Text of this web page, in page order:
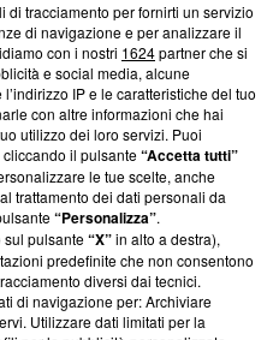
trasparenti su Blasting
e su come ci impegniamo a
la nostra aderenza a
Blasting News non è
ma ha richiesto di farne
effettuato una verifica di
tracciamento per fornirti un servizio
di navigazione e per analizzare il
con i nostri 1624partner che si
e social media, alcune
IP e le caratteristiche del tuo
con altre informazioni che hai
utilizzo dei loro servizi. Puoi
il pulsante“Accetta tutti”
le tue scelte, anche
trattamento dei dati personali da
“Personalizza”.
pulsante“X”in alto a destra),
predefinite che non consentono
diversi dai tecnici.
di navigazione per: Archiviare
Utilizzare dati limitati per la